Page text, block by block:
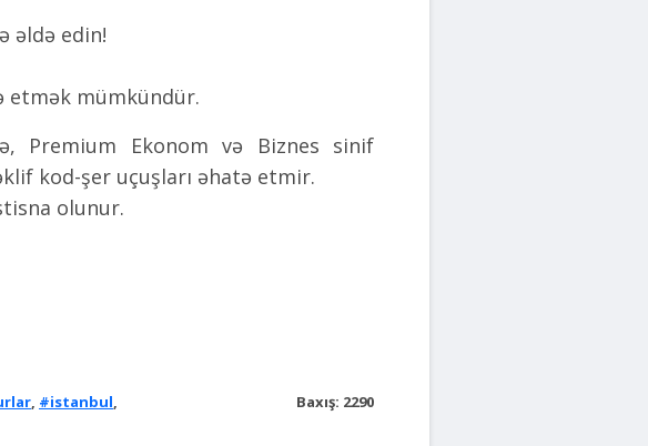
əldə edin!
etmək mümkündür.
Premium Ekonom və Biznes sinif
kod-şer uçuşları əhatə etmir.
olunur.
#istanbul Baxış: 2290